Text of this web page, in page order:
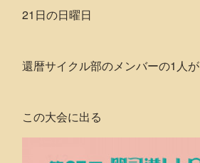
21日の日曜日
還暦サイクル部のメンバーの1人が
この大会に出る